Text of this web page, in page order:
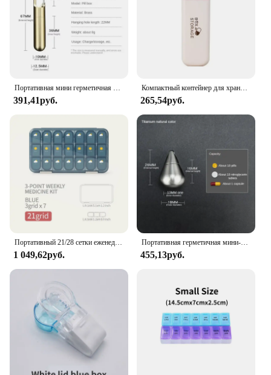
391,41руб.
Компактный контейнер для хранения лекарств с кошачьими крапанами, портативный контейнер для таблеток с 3 ячейками, дорожный органайзер, контейнер для таблеток с рыбьими маслами
265,54руб.
1 049,62руб.
Портативная герметичная мини-капсула из нержавеющей стали, Женская водонепроницаемая коробка для таблеток, подвесной дорожный уличный органайзер для таблеток
455,13руб.